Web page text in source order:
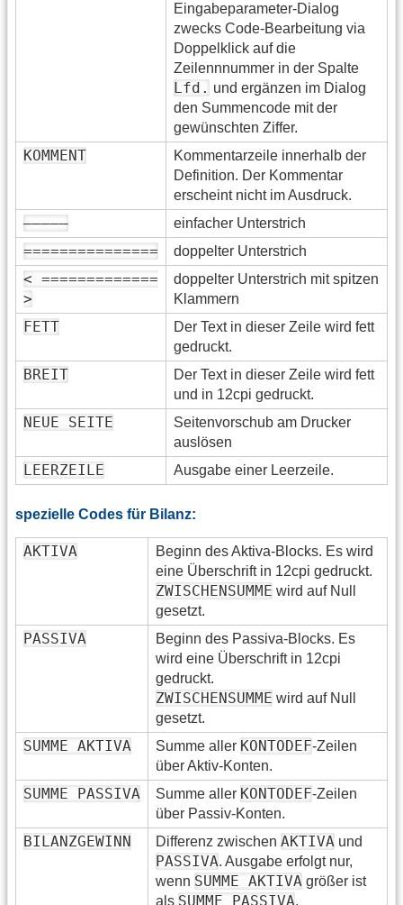
Eingabeparameter-Dialog
zwecks Code-Bearbeitung via
Doppelklick auf die
Zeilennnummer in der Spalte
Lfd. und ergänzen im Dialog
den Summencode mit der
gewünschten Ziffer.
KOMMENT
Kommentarzeile innerhalb der
Definition. Der Kommentar
erscheint nicht im Ausdruck.
————— einfacher Unterstrich
=============== doppelter Unterstrich
< =============
>
doppelter Unterstrich mit spitzen
Klammern
FETT
Der Text in dieser Zeile wird fett
gedruckt.
BREIT
Der Text in dieser Zeile wird fett
und in 12cpi gedruckt.
NEUE SEITE
Seitenvorschub am Drucker
auslösen
LEERZEILE Ausgabe einer Leerzeile.
spezielle Codes für Bilanz:
AKTIVA
Beginn des Aktiva-Blocks. Es wird
eine Überschrift in 12cpi gedruckt.
ZWISCHENSUMME wird auf Null
gesetzt.
PASSIVA
Beginn des Passiva-Blocks. Es
wird eine Überschrift in 12cpi
gedruckt.
ZWISCHENSUMME wird auf Null
gesetzt.
SUMME AKTIVA Summe aller KONTODEF-Zeilen
über Aktiv-Konten.
SUMME PASSIVA Summe aller KONTODEF-Zeilen
über Passiv-Konten.
BILANZGEWINN Differenz zwischen AKTIVA und
PASSIVA. Ausgabe erfolgt nur,
wenn SUMME AKTIVA größer ist
als SUMME PASSIVA.